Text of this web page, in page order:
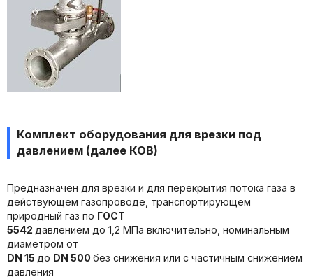
Комплект оборудования для врезки под
давлением (далее КОВ)
Предназначен для врезки и для перекрытия потока газа в
действующем газопроводе, транспортирующем
природный газ по ГОСТ
5542 давлением до 1,2 МПа включительно, номинальным
диаметром от
DN 15 до DN 500 без снижения или с частичным снижением
давления